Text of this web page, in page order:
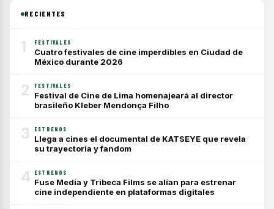
RECIENTES
1 FESTIVALES
Cuatro festivales de cine imperdibles en Ciudad de
México durante 2026
2 FESTIVALES
Festival de Cine de Lima homenajeará al director
brasileño Kleber Mendonça Filho
3 ESTRENOS
Llega a cines el documental de KATSEYE que revela
su trayectoria y fandom
4 ESTRENOS
Fuse Media y Tribeca Films se alían para estrenar
cine independiente en plataformas digitales